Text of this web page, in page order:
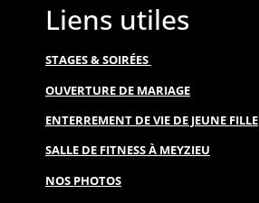
Liens utiles
STAGES & SOIRÉES
OUVERTURE DE MARIAGE
ENTERREMENT DE VIE DE JEUNE FILLE
SALLE DE FITNESS À MEYZIEU
NOS PHOTOS